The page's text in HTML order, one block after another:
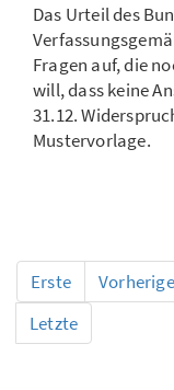
Das Urteil des
Fragen auf, die
will, dass keine
31.12.
Mustervorlage.
Erste Vorherige
Letzte